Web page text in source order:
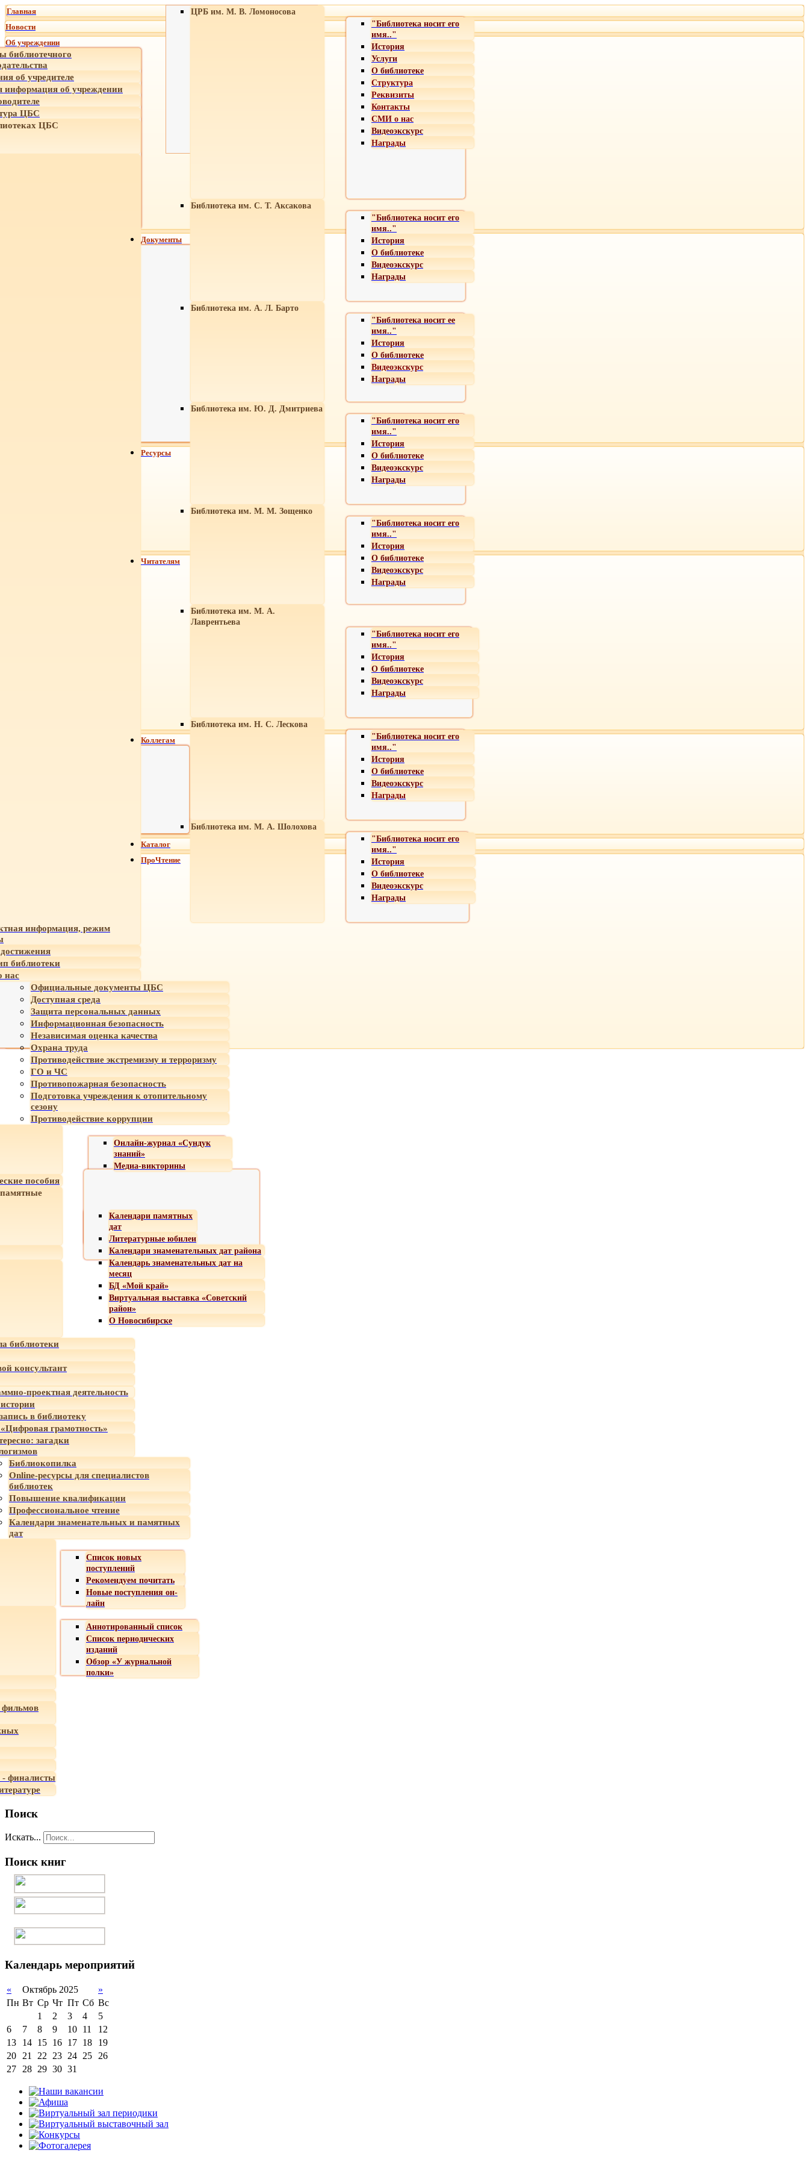
Главная
Новости
Об учреждении
библиотечного
об учредителе
об учреждении
ЦБС
ЦБС
ЦРБ им. М. В. Ломоносова
"Библиотека носит его
имя.."
История
Услуги
О библиотеке
Структура
Реквизиты
Контакты
СМИ о нас
Видеоэкскурс
Награды
Библиотека им. С. Т. Аксакова
"Библиотека носит его
имя.."
История
О библиотеке
Видеоэкскурс
Награды
Библиотека им. А. Л. Барто
"Библиотека носит ее
имя.."
История
О библиотеке
Видеоэкскурс
Награды
Библиотека им. Ю. Д. Дмитриева
"Библиотека носит его
имя.."
История
О библиотеке
Видеоэкскурс
Награды
Библиотека им. М. М. Зощенко
"Библиотека носит его
имя.."
История
О библиотеке
Видеоэкскурс
Награды
Библиотека им. М. А.
Лаврентьева
"Библиотека носит его
имя.."
История
О библиотеке
Видеоэкскурс
Награды
Библиотека им. Н. С. Лескова
"Библиотека носит его
имя.."
История
О библиотеке
Видеоэкскурс
Награды
Библиотека им. М. А. Шолохова
"Библиотека носит его
имя.."
История
О библиотеке
Видеоэкскурс
Награды
информация, режим
библиотеки
нас
Документы
Официальные документы ЦБС
Доступная среда
Защита персональных данных
Информационная безопасность
Независимая оценка качества
Охрана труда
Противодействие экстремизму и терроризму
ГО и ЧС
Противопожарная безопасность
Подготовка учреждения к отопительному
сезону
Противодействие коррупции
Ресурсы
Онлайн-журнал «Сундук
знаний»
Медиа-викторины
пособия
Календари памятных
дат
Литературные юбилеи
Календари знаменательных дат района
Календарь знаменательных дат на
месяц
БД «Мой край»
Виртуальная выставка «Советский
район»
О Новосибирске
Читателям
библиотеки
консультант
проектная деятельность
в библиотеку
грамотность»
загадки
Коллегам
Библиокопилка
Online-ресурсы для специалистов
библиотек
Повышение квалификации
Профессиональное чтение
Календари знаменательных и памятных
дат
Каталог
ПроЧтение
Список новых
поступлений
Рекомендуем почитать
Новые поступления он-
лайн
Аннотированный список
Список периодических
изданий
Обзор «У журнальной
полки»
- финалисты
Поиск
Искать...
Поиск книг
Календарь мероприятий
« Октябрь 2025
»
Пн Вт Ср Чт Пт Сб Вс
1
2 3 4
5
6
7 8 9 10 11
12
13
14 15 16 17 18
19
20
21 22 23 24 25
26
27
28 29 30 31